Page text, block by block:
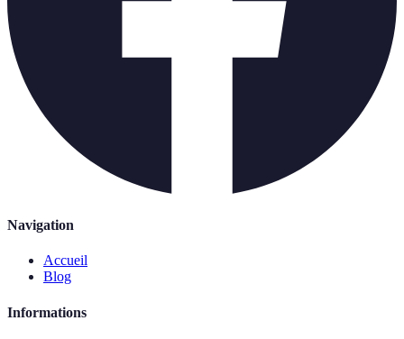
Navigation
Accueil
Blog
Informations